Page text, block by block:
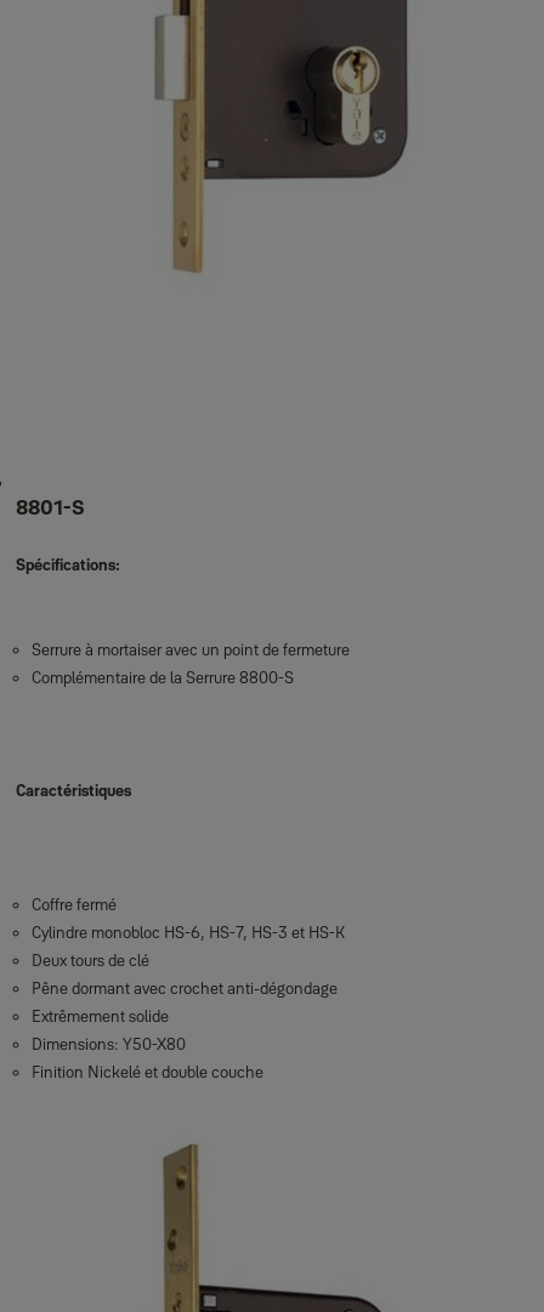
8801-S
Spécifications:
Serrure à mortaiser avec un point de fermeture
Complémentaire de la Serrure 8800-S
Caractéristiques
Coffre fermé
Cylindre monobloc HS-6, HS-7, HS-3 et HS-K
Deux tours de clé
Pêne dormant avec crochet anti-dégondage
Extrêmement solide
Dimensions: Y50-X80
Finition Nickelé et double couche